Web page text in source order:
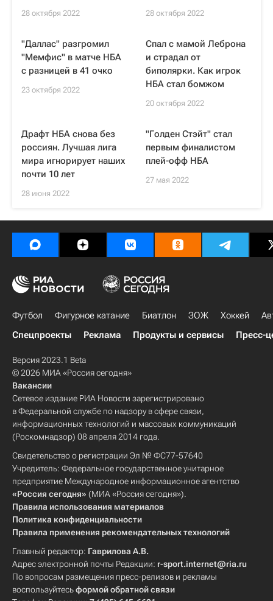
28 октября 2022 28 октября 2022
"Даллас" разгромил
"Мемфис" в матче НБА
с разницей в 41 очко
23 октября 2022
Спал с мамой Леброна
и страдал от
биполярки. Как игрок
НБА стал бомжом
20 октября 2022
Драфт НБА снова без
россиян. Лучшая лига
мира игнорирует наших
почти 10 лет
28 июня 2022
"Голден Стэйт" стал
первым финалистом
плей-офф НБА
27 мая 2022
Футбол Фигурное катание Биатлон ЗОЖ Хоккей
Спецпроекты
Реклама Продукты и сервисы Пресс-
Версия 2023.1 Beta
© 2026 МИА «Россия сегодня»
Вакансии
Сетевое издание РИА Новости зарегистрировано
в Федеральной службе по надзору в сфере связи,
информационных технологий и массовых коммуникаций
(Роскомнадзор) 08 апреля 2014 года.
Свидетельство о регистрации Эл № ФС77-57640
Учредитель: Федеральное государственное унитарное
предприятие Международное информационное агентство
«Россия сегодня» (МИА «Россия сегодня»).
Правила использования материалов
Политика конфиденциальности
Правила применения рекомендательных технологий
Главный редактор: Гаврилова А.В.
Адрес электронной почты Редакции: r-sport.internet@ria.ru
По вопросам размещения пресс-релизов и рекламы
воспользуйтесьформой обратной связи